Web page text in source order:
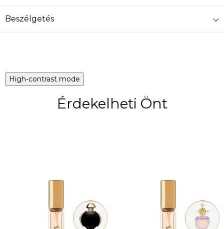
Beszélgetés
High-contrast mode
Érdekelheti Önt